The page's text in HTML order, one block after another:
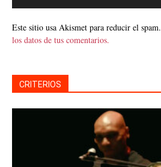
Este sitio usa Akismet para reducir el spam.
los datos de tus comentarios.
CRITERIOS